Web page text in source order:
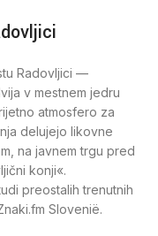
Radovljici —
v mestnem jedru
atmosfero za
delujejo likovne
na javnem trgu pred
konji«.
preostalih trenutnih
Slovenië.